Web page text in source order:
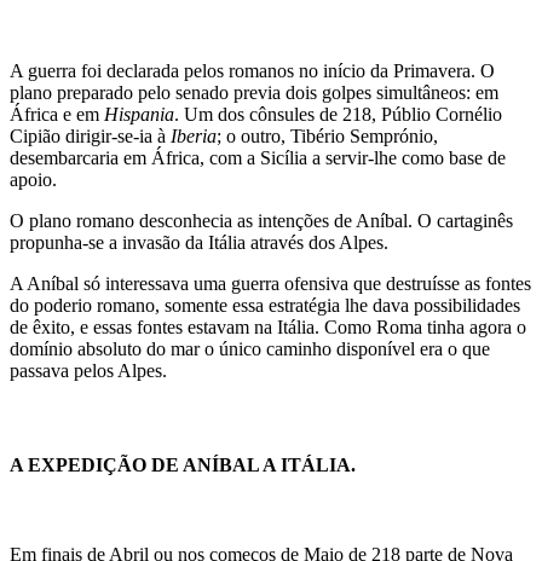
A guerra foi declarada pelos romanos no início da Primavera. O
plano preparado pelo senado previa dois golpes simultâneos: em
África e em Hispania. Um dos cônsules de 218, Públio Cornélio
Cipião dirigir-se-ia à Iberia; o outro, Tibério Semprónio,
desembarcaria em África, com a Sicília a servir-lhe como base de
apoio.
O plano romano desconhecia as intenções de Aníbal. O cartaginês
propunha-se a invasão da Itália através dos Alpes.
A Aníbal só interessava uma guerra ofensiva que destruísse as fontes
do poderio romano, somente essa estratégia lhe dava possibilidades
de êxito, e essas fontes estavam na Itália. Como Roma tinha agora o
domínio absoluto do mar o único caminho disponível era o que
passava pelos Alpes.
A EXPEDIÇÃO DE ANÍBAL A ITÁLIA.
Em finais de Abril ou nos começos de Maio de 218 parte de Nova